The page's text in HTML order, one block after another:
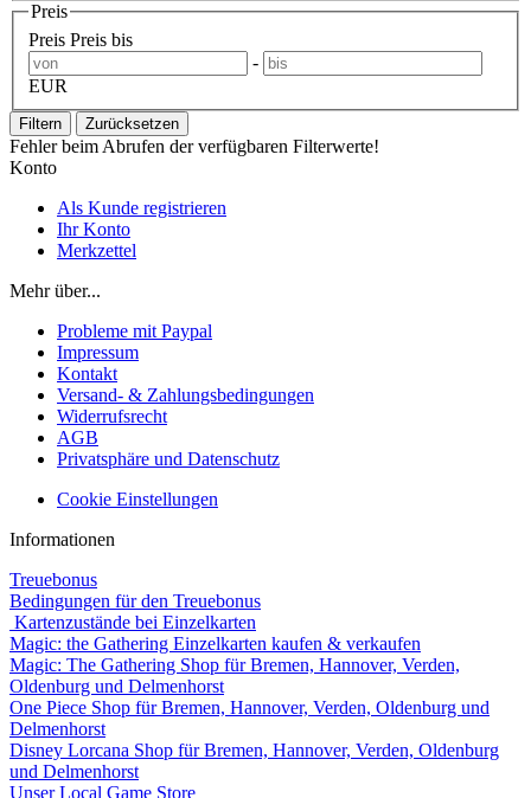
Preis
Preis Preis bis
-
EUR
Filtern Zurücksetzen
Fehler beim Abrufen der verfügbaren Filterwerte!
Konto
Als Kunde registrieren
Ihr Konto
Merkzettel
Mehr über...
Probleme mit Paypal
Impressum
Kontakt
Versand- & Zahlungsbedingungen
Widerrufsrecht
AGB
Privatsphäre und Datenschutz
Cookie Einstellungen
Informationen
Treuebonus
Bedingungen für den Treuebonus
Kartenzustände bei Einzelkarten
Magic: the Gathering Einzelkarten kaufen & verkaufen
Magic: The Gathering Shop für Bremen, Hannover, Verden,
Oldenburg und Delmenhorst
One Piece Shop für Bremen, Hannover, Verden, Oldenburg und
Delmenhorst
Disney Lorcana Shop für Bremen, Hannover, Verden, Oldenburg
und Delmenhorst
Unser Local Game Store